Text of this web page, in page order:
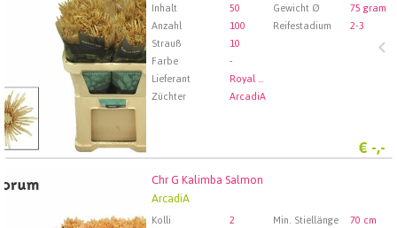
Inhalt
50 Gewicht Ø
75 gram
Anzahl
100 Reifestadium
2-3
Strauß
10
Farbe
-
Lieferant
Royal FloraHolland Aalsmeer
Züchter
ArcadiA
€ -,-
Chr G Kalimba Salmon
ArcadiA
Kolli 2 Min. Stiellänge
70 cm
Chr G Kalimba Salmon
Wählen Sie zuerst ein Abfartdatum.